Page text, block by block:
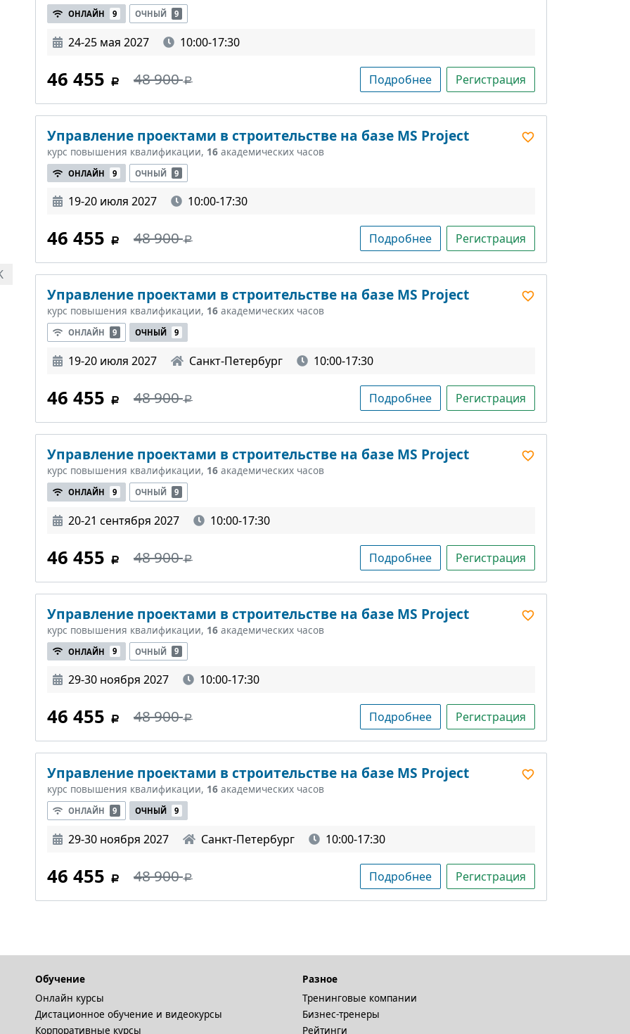
ОНЛАЙН 9 ОЧНЫЙ 9
24-25 мая 2027 10:00-17:30
46 455 48 900 Подробнее Регистрация
Управление проектами в строительстве на базе MS Project
курс повышения квалификации, 16 академических часов
ОНЛАЙН 9 ОЧНЫЙ 9
19-20 июля 2027 10:00-17:30
46 455 48 900 Подробнее Регистрация
Управление проектами в строительстве на базе MS Project
курс повышения квалификации, 16 академических часов
ОНЛАЙН 9 ОЧНЫЙ 9
19-20 июля 2027 Санкт-Петербург 10:00-17:30
46 455 48 900 Подробнее Регистрация
Управление проектами в строительстве на базе MS Project
курс повышения квалификации, 16 академических часов
ОНЛАЙН 9 ОЧНЫЙ 9
20-21 сентября 2027 10:00-17:30
46 455 48 900 Подробнее Регистрация
Управление проектами в строительстве на базе MS Project
курс повышения квалификации, 16 академических часов
ОНЛАЙН 9 ОЧНЫЙ 9
29-30 ноября 2027 10:00-17:30
46 455 48 900 Подробнее Регистрация
Управление проектами в строительстве на базе MS Project
курс повышения квалификации, 16 академических часов
ОНЛАЙН 9 ОЧНЫЙ 9
29-30 ноября 2027 Санкт-Петербург 10:00-17:30
46 455 48 900 Подробнее Регистрация
Обучение
Онлайн курсы
Дистационное обучение и видеокурсы
Корпоративные курсы
Разное
Тренинговые компании
Бизнес-тренеры
Рейтинги